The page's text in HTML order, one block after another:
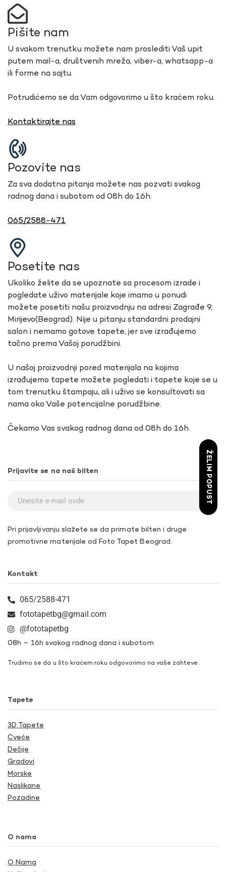
Pišite nam
U svakom trenutku možete nam proslediti Vaš upit
putem mail-a, društvenih mreža, viber-a, whatsapp-a
ili forme na sajtu.
Potrudićemo se da Vam odgovorimo u što kraćem roku.
Kontaktirajte nas
Pozovite nas
Za sva dodatna pitanja možete nas pozvati svakog
radnog dana i subotom od 08h do 16h.
065/2588-471
Posetite nas
Ukoliko želite da se upoznate sa procesom izrade i
pogledate uživo materijale koje imamo u ponudi
možete posetiti našu proizvodnju na adresi Zagrađe 9,
Mirijevo(Beograd). Nije u pitanju standardni prodajni
salon i nemamo gotove tapete, jer sve izrađujemo
tačno prema Vašoj porudžbini.
U našoj proizvodnji pored materijala na kojima
izrađujemo tapete možete pogledati i tapete koje se u
tom trenutku štampaju, ali i uživo se konsultovati sa
nama oko Vaše potencijalne porudžbine.
Čekamo Vas svakog radnog dana od 08h do 16h.
Prijavite se na naš bilten
Pri prijavljivanju slažete se da primate bilten i druge
promotivne materijale od Foto Tapet Beograd.
Kontakt
065/2588-471
fototapetbg@gmail.com
@fototapetbg
08h – 16h svakog radnog dana i subotom
Trudimo se da u što kraćem roku odgovorimo na vaše zahteve.
Tapete
3D Tapete
Cveće
Dečije
Gradovi
Morske
Naslikane
Pozadine
O nama
O Nama
ŽELIM POPUST